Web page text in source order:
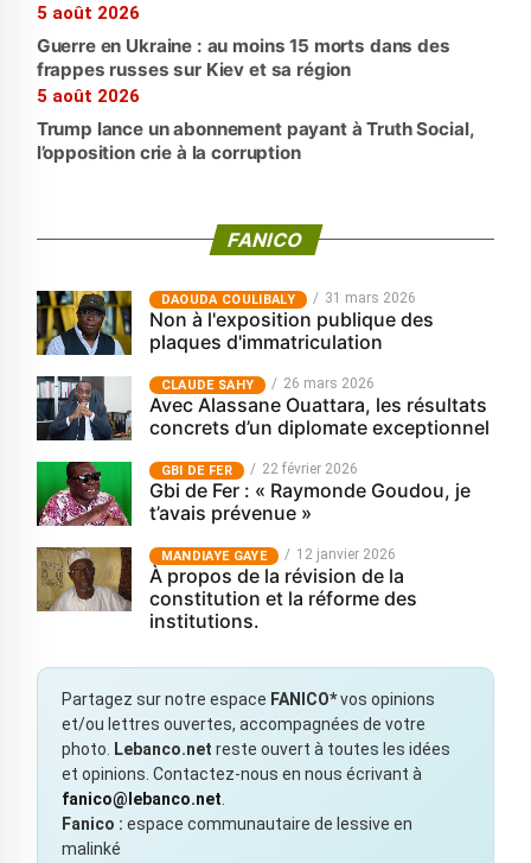
5 août 2026
Guerre en Ukraine : au moins 15 morts dans des
frappes russes sur Kiev et sa région
5 août 2026
Trump lance un abonnement payant à Truth Social,
l’opposition crie à la corruption
FANICO
‎DAOUDA COULIBALY 31 mars 2026
Non à l'exposition publique des
plaques d'immatriculation
CLAUDE SAHY 26 mars 2026
Avec Alassane Ouattara, les résultats
concrets d’un diplomate exceptionnel
GBI DE FER 22 février 2026
Gbi de Fer : « Raymonde Goudou, je
t’avais prévenue »
MANDIAYE GAYE 12 janvier 2026
À propos de la révision de la
constitution et la réforme des
institutions.
Partagez sur notre espace FANICO*vos opinions
et/ou lettres ouvertes, accompagnées de votre
photo. Lebanco.net reste ouvert à toutes les idées
et opinions. Contactez-nous en nous écrivant à
fanico@lebanco.net.
Fanico : espace communautaire de lessive en
malinké